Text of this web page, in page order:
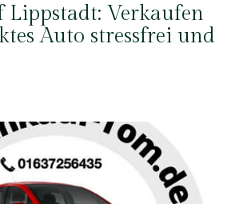
Lippstadt: Verkaufen
Auto stressfrei und